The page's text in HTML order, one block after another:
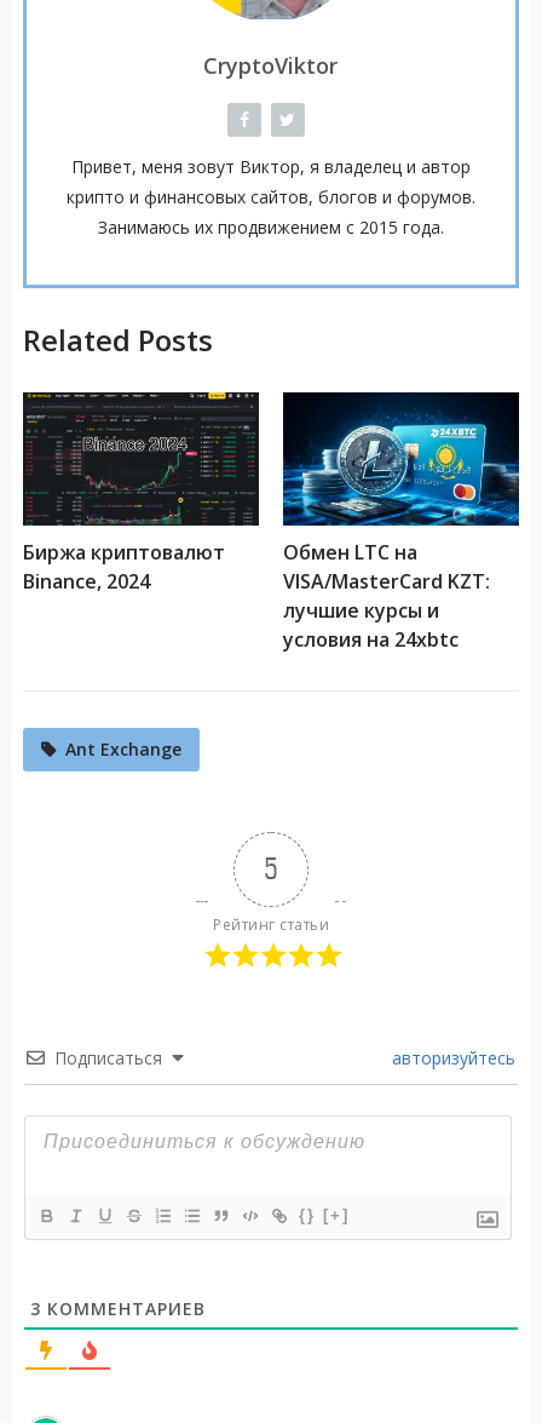
CryptoViktor
Привет, меня зовут Виктор, я владелец и автор
крипто и финансовых сайтов, блогов и форумов.
Занимаюсь их продвижением с 2015 года.
Related Posts
Биржа криптовалют
Binance, 2024
Обмен LTC на
VISA/MasterCard KZT:
лучшие курсы и
условия на 24xbtc
Ant Exchange
5
Рейтинг статьи
Подписаться авторизуйтесь
{} [+]
3 КОММЕНТАРИЕВ